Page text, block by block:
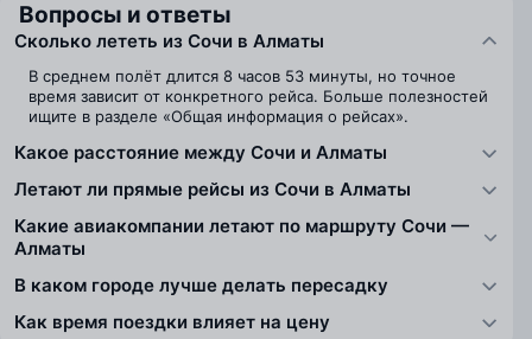
Вопросы и ответы
Сколько лететь из Сочи в Алматы
В среднем полёт длится 8 часов 53 минуты, но точное
время зависит от конкретного рейса. Больше полезностей
ищите в разделе «Общая информация о рейсах».
Какое расстояние между Сочи и Алматы
Летают ли прямые рейсы из Сочи в Алматы
Какие авиакомпании летают по маршруту Сочи —
Алматы
В каком городе лучше делать пересадку
Как время поездки влияет на цену